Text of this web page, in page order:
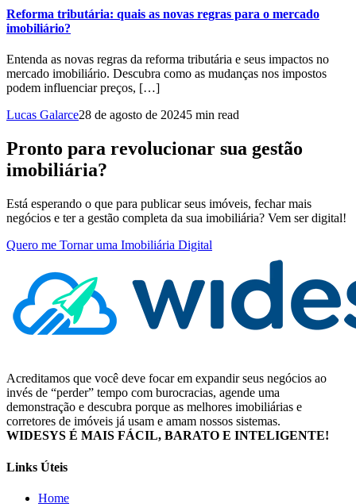
Reforma tributária: quais as novas regras para o mercado
imobiliário?
Entenda as novas regras da reforma tributária e seus impactos no
mercado imobiliário. Descubra como as mudanças nos impostos
podem influenciar preços, […]
Lucas Galarce28 de agosto de 20245 min read
Pronto para revolucionar sua gestão
imobiliária?
Está esperando o que para publicar seus imóveis, fechar mais
negócios e ter a gestão completa da sua imobiliária? Vem ser digital!
Quero me Tornar uma Imobiliária Digital
Acreditamos que você deve focar em expandir seus negócios ao
invés de “perder” tempo com burocracias, agende uma
demonstração e descubra porque as melhores imobiliárias e
corretores de imóveis já usam e amam nossos sistemas.
WIDESYS É MAIS FÁCIL, BARATO E INTELIGENTE!
Links Úteis
Home